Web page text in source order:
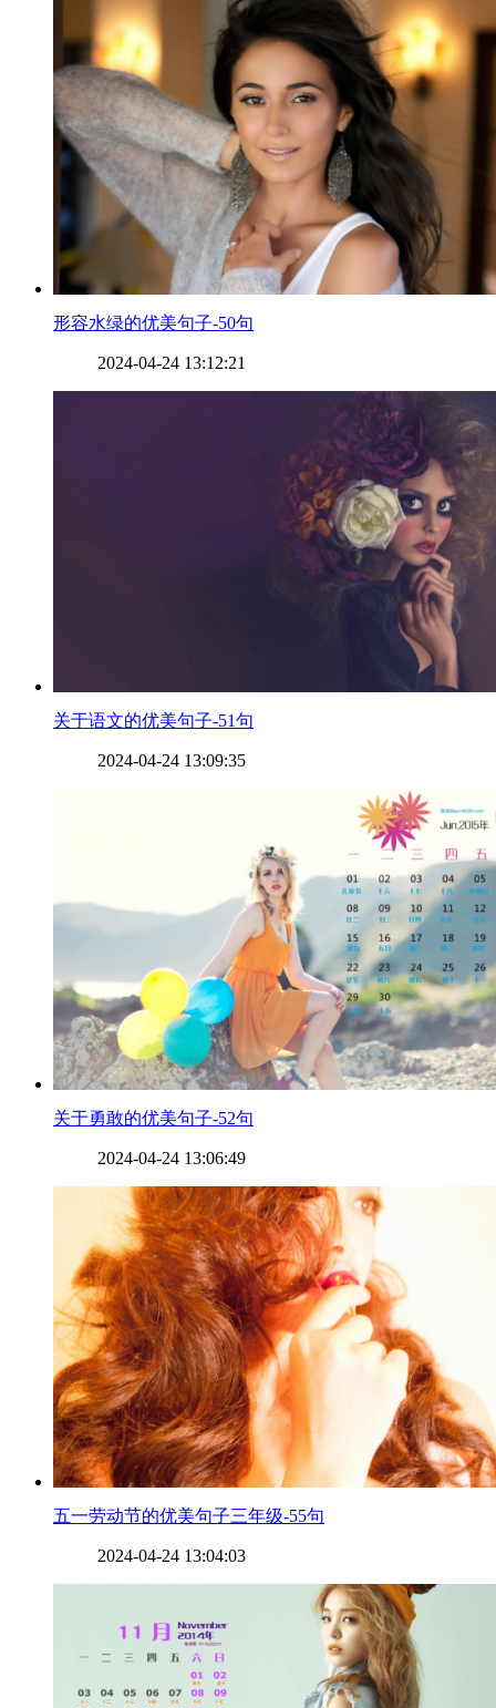
​形容水绿的优美句子-50句
2024-04-24 13:12:21
​关于语文的优美句子-51句
2024-04-24 13:09:35
​关于勇敢的优美句子-52句
2024-04-24 13:06:49
​五一劳动节的优美句子三年级-55句
2024-04-24 13:04:03